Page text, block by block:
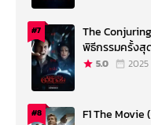
#7
The
พิธีกรรมครั้งสุ
5.0 2025
#8 F1 The Movie